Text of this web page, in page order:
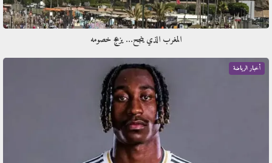
المغرب الذي ينجح… يزعج خصومه
أخبار الرياضة